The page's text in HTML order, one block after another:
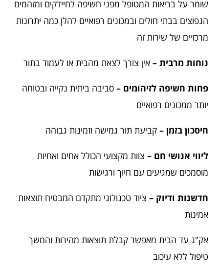
שומר על בריאות המטופל מפני חשיפה לחיידקים ומזהמים
הנפוצים בבתי חולים ובמכונים רפואיים להלן כמה יתרונות
מרכזיים של שירות זה
נוחות מרבית –אין צורך לצאת מהבית או לעמוד בתור
פחות חשיפה לזיהומים –סביבה ביתית נקייה ובטוחה
יותר ממכונים רפואיים
חיסכון בזמן –קביעת תור גמישה וזמינות גבוהה
ליווי אנושי חם – צוות מקצועי הכולל אחים ואחיות
מוסמכים שמגיעים עם חיוך ורגישות
חדשנות ודיוק – ציוד טכנולוגי מתקדם המבטיח תוצאות
אמינות
אק"ג עד הבית מאפשר קבלת תוצאות מהירות והמשך
טיפול ללא עיכוב